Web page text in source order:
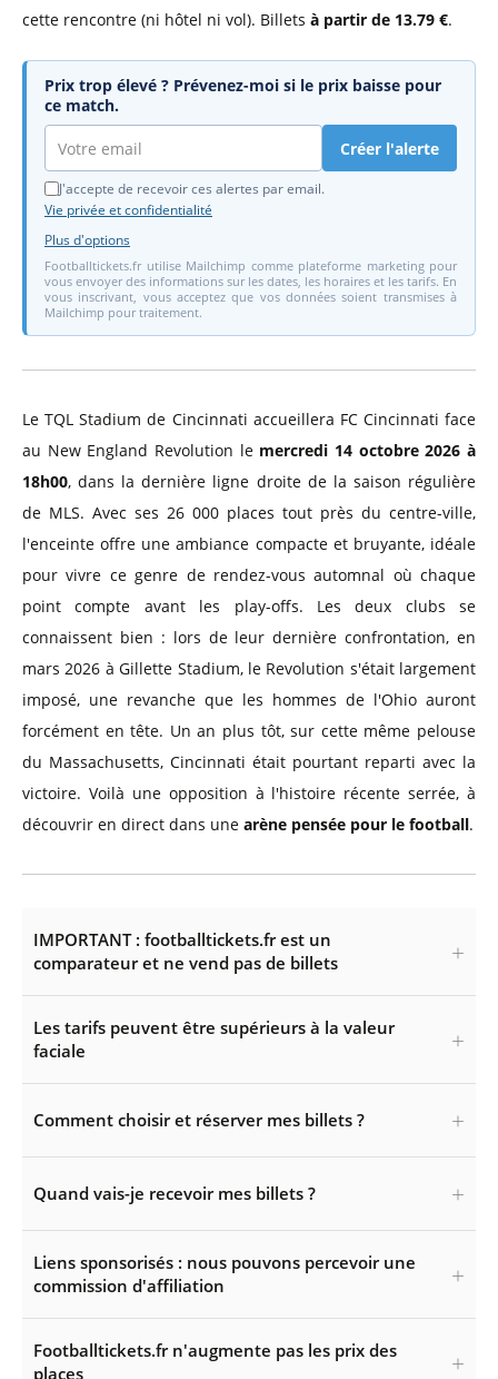
cette rencontre (ni hôtel ni vol). Billets à partir de 13.79 €.
Prix trop élevé ? Prévenez-moi si le prix baisse pour
ce match.
Créer l'alerte
J'accepte de recevoir ces alertes par email.
Vie privée et confidentialité
Plus d'options
Footballtickets.fr utilise Mailchimp comme plateforme marketing pour
vous envoyer des informations sur les dates, les horaires et les tarifs. En
vous inscrivant, vous acceptez que vos données soient transmises à
Mailchimp pour traitement.
Le TQL Stadium de Cincinnati accueillera FC Cincinnati face
au New England Revolution le mercredi 14 octobre 2026 à
18h00, dans la dernière ligne droite de la saison régulière
de MLS. Avec ses 26 000 places tout près du centre-ville,
l'enceinte offre une ambiance compacte et bruyante, idéale
pour vivre ce genre de rendez-vous automnal où chaque
point compte avant les play-offs. Les deux clubs se
connaissent bien : lors de leur dernière confrontation, en
mars 2026 à Gillette Stadium, le Revolution s'était largement
imposé, une revanche que les hommes de l'Ohio auront
forcément en tête. Un an plus tôt, sur cette même pelouse
du Massachusetts, Cincinnati était pourtant reparti avec la
victoire. Voilà une opposition à l'histoire récente serrée, à
découvrir en direct dans une arène pensée pour le football.
IMPORTANT : footballtickets.fr est un
comparateur et ne vend pas de billets
Les tarifs peuvent être supérieurs à la valeur
faciale
Comment choisir et réserver mes billets ?
Quand vais-je recevoir mes billets ?
Liens sponsorisés : nous pouvons percevoir une
commission d'affiliation
Footballtickets.fr n'augmente pas les prix des
places